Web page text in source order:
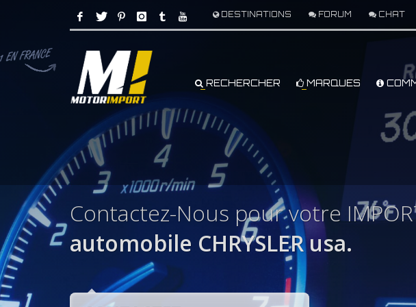
DESTINATIONS FORUM CHAT
RECHERCHER MARQUES
Contactez-Nous pour votre
automobile CHRYSLER usa.